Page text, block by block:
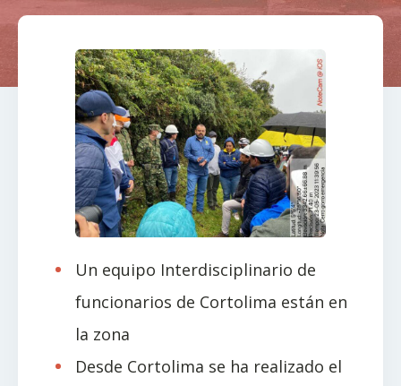
Un equipo Interdisciplinario de
funcionarios de Cortolima están en
la zona
Desde Cortolima se ha realizado el